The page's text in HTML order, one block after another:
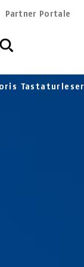
Partner Portale
Tastaturleser